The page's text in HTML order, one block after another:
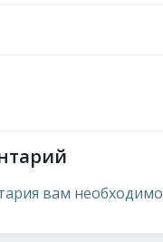
вам необходимо